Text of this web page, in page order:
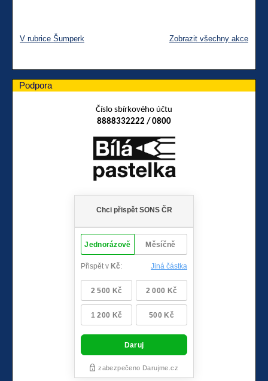
V rubrice Šumperk Zobrazit všechny akce
Podpora
Číslo sbírkového účtu
8888332222 / 0800